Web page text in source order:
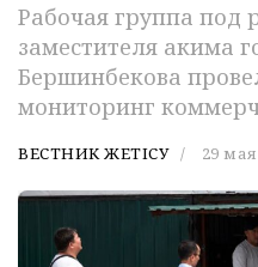
Рабочая группа под
заместителя акима
Бершинбекова
мониторинг
ВЕСТНИК ЖЕТІСУ 29